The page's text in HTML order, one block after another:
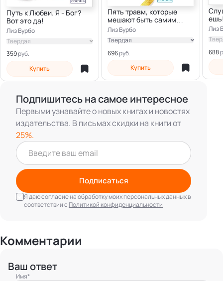
Путь к Любви. Я - Бог?
Вот это да!
Лиз Бурбо
359
Твердая
Купить
Пять травм, которые
мешают быть самим
собой
Лиз Бурбо
696
Твердая
Электронная
Купить
Лиз
688
Подпишитесь на самое интересное
Первыми узнавайте о новых книгах и новостях
издательства. В письмах скидки на книги от
25%.
Подписаться
Я даю согласие на обработку моих персональных данных в
соответствии с Политикой конфиденциальности
Комментарии
Ваш ответ
Имя*